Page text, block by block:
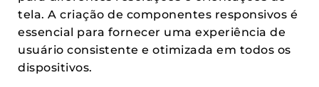
tela. A criação de componentes responsivos é
essencial para fornecer uma experiência de
usuário consistente e otimizada em todos os
dispositivos.